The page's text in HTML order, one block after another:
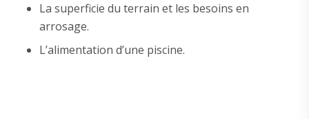
La superficie du terrain et les besoins en
arrosage.
L’alimentation d’une piscine.